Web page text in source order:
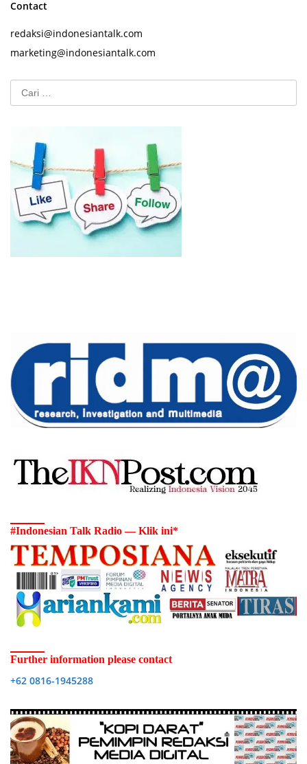
Contact
redaksi@indonesiantalk.com
marketing@indonesiantalk.com
Cari
untuk:
#Indonesian Talk Radio — Klik ini*
Further information please contact
+62 0816-1945288